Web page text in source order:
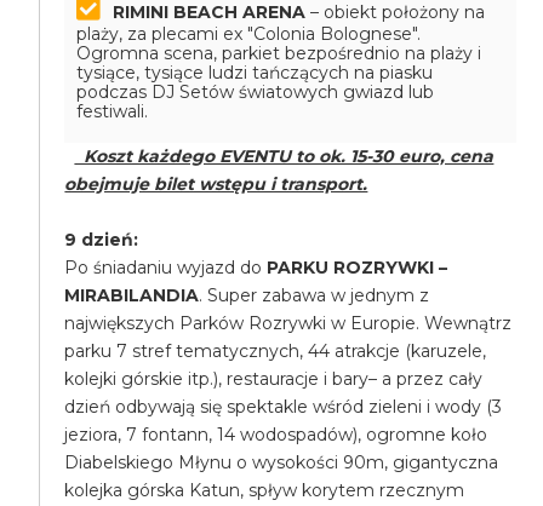
RIMINI BEACH ARENA – obiekt położony na
plaży, za plecami ex "Colonia Bolognese".
Ogromna scena, parkiet bezpośrednio na plaży i
tysiące, tysiące ludzi tańczących na piasku
podczas DJ Setów światowych gwiazd lub
festiwali.
Koszt każdego EVENTU to ok. 15-30 euro, cena
obejmuje bilet wstępu i transport.
9 dzień:
Po śniadaniu wyjazd do PARKU ROZRYWKI –
MIRABILANDIA. Super zabawa w jednym z
największych Parków Rozrywki w Europie. Wewnątrz
parku 7 stref tematycznych, 44 atrakcje (karuzele,
kolejki górskie itp.), restauracje i bary– a przez cały
dzień odbywają się spektakle wśród zieleni i wody (3
jeziora, 7 fontann, 14 wodospadów), ogromne koło
Diabelskiego Młynu o wysokości 90m, gigantyczna
kolejka górska Katun, spływ korytem rzecznym